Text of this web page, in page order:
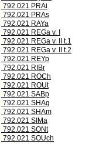
792.021 PRAi
792.021 PRAs
792.021 RAYa
792.021 REGa v. I
792.021 REGa v. II t.1
792.021 REGa v. II t.2
792.021 REYp
792.021 RIBr
792.021 ROCh
792.021 ROUt
792.021 SABp
792.021 SHAg
792.021 SHAm
792.021 SIMa
792.021 SONt
792.021 SOUch